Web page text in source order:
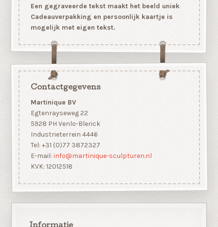
Een gegraveerde tekst maakt het beeld uniek
Cadeauverpakking en persoonlijk kaartje is
mogelijk met eigen tekst.
Contactgegevens
Martinique BV
Egtenrayseweg 22
5928 PH Venlo-Blerick
Industrieterrein 4446
Tel: +31 (0)77 3872327
E-mail: info@martinique-sculpturen.nl
KVK: 12012518